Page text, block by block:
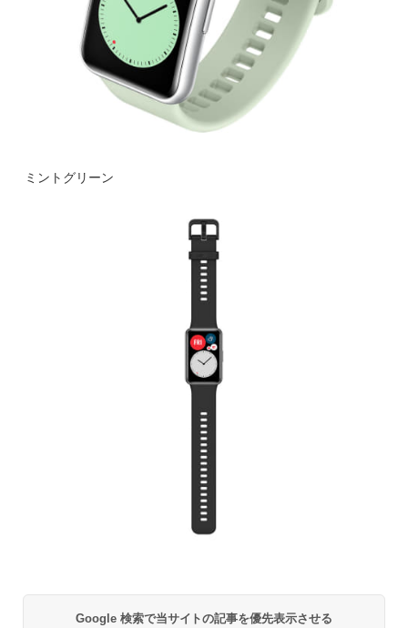
ミントグリーン
Google 検索で当サイトの記事を優先表示させる